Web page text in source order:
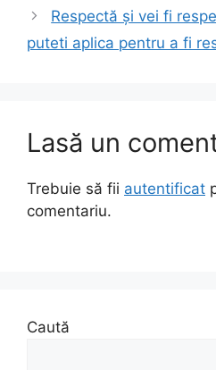
Respectă și vei fi
puteti aplica pentru a fi
Lasă un
Trebuie să fii autentificat
comentariu.
Caută